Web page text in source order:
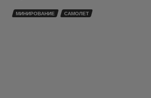
МИНИРОВАНИЕ САМОЛЕТ